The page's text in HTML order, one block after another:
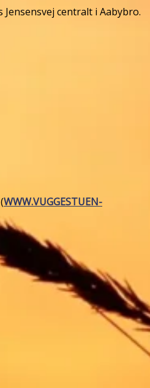
centralt i Aabybro.
WWW.VUGGESTUEN-